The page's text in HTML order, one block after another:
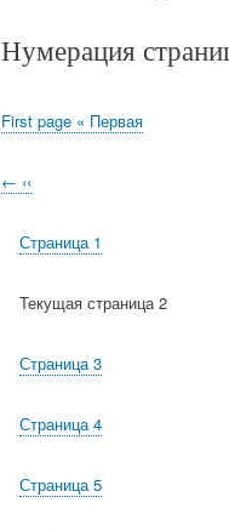
Нумерация
First page « Первая
← ‹‹
Страница 1
Текущая страница2
Страница3
Страница4
Страница5